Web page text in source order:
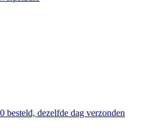
besteld, dezelfde dag verzonden